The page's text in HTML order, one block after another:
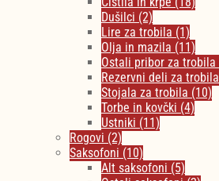
Dušilci (2)
Lire za trobila (1)
Olja in mazila (11)
Ostali pribor za trobila
Rezervni deli za trobila
Stojala za trobila (10)
Torbe in kovčki (4)
Ustniki (11)
Rogovi (2)
Saksofoni (10)
Alt saksofoni (5)